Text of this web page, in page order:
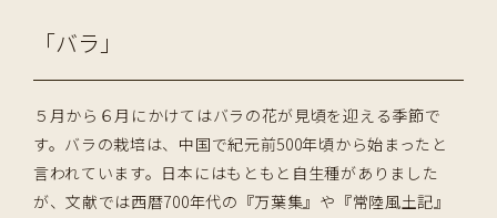
「バラ」
５月から６月にかけてはバラの花が見頃を迎える季節で
す。バラの栽培は、中国で紀元前500年頃から始まったと
言われています。日本にはもともと自生種がありました
が、文献では西暦700年代の『万葉集』や『常陸風土記』